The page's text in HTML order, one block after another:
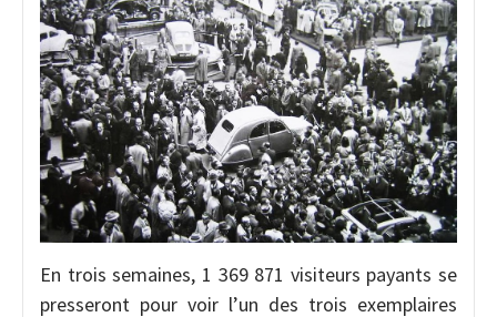
En trois semaines, 1 369 871 visiteurs payants se
presseront pour voir l’un des trois exemplaires